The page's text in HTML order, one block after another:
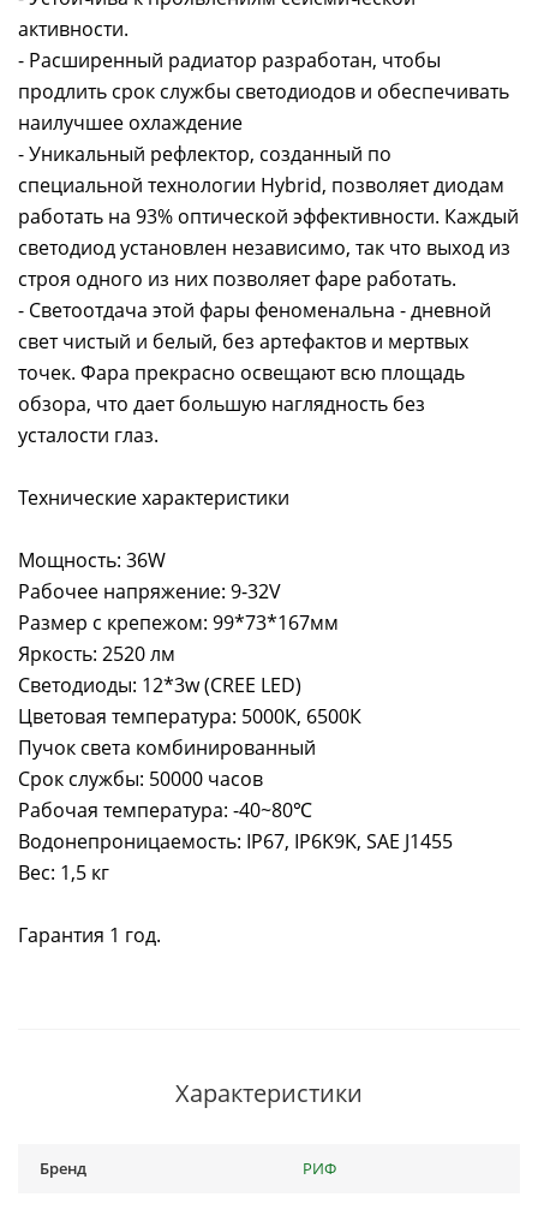
активности.
- Расширенный радиатор разработан, чтобы
продлить срок службы светодиодов и обеспечивать
наилучшее охлаждение
- Уникальный рефлектор, созданный по
специальной технологии Hybrid, позволяет диодам
работать на 93% оптической эффективности. Каждый
светодиод установлен независимо, так что выход из
строя одного из них позволяет фаре работать.
- Светоотдача этой фары феноменальна - дневной
свет чистый и белый, без артефактов и мертвых
точек. Фара прекрасно освещают всю площадь
обзора, что дает большую наглядность без
усталости глаз.
Технические характеристики
Мощность: 36W
Рабочее напряжение: 9-32V
Размер с крепежом: 99*73*167мм
Яркость: 2520 лм
Светодиоды: 12*3w (CREE LED)
Цветовая температура: 5000К, 6500К
Пучок света комбинированный
Срок службы: 50000 часов
Рабочая температура: -40~80℃
Водонепроницаемость: IP67, IP6K9K, SAE J1455
Вес: 1,5 кг
Гарантия 1 год.
Характеристики
Бренд РИФ